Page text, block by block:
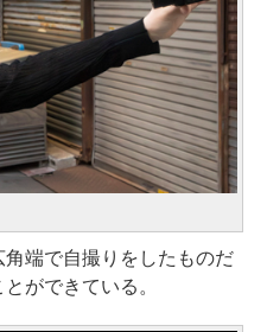
端で自撮りをしたものだ
ができている。